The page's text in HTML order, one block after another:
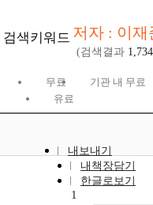
검색키워드 저자 : 이재
(검색결과 1,734
무료
기관 내 무료
유료
내보내기
내책장담기
한글로보기
1